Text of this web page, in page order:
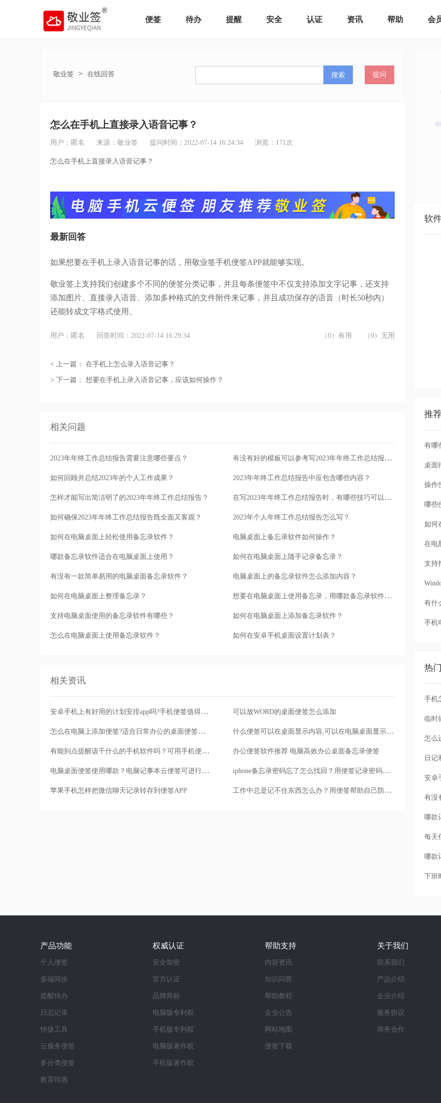
便签 待办 提醒 安全 认证 资讯 帮助 会
敬业签 > 在线回答 搜索 提问
怎么在手机上直接录入语音记事？
用户：匿名 来源：敬业签 提问时间：2022-07-14 16:24:34 浏览： 171 次
怎么在手机上直接录入语音记事？
最新回答
如果想要在手机上录入语音记事的话，用敬业签手机便签APP就能够实现。
敬业签上支持我们创建多个不同的便签分类记事，并且每条便签中不仅支持添加文字记事，还支持
添加图片、直接录入语音、添加多种格式的文件附件来记事，并且成功保存的语音（时长50秒内）
还能转成文字格式使用。
用户：匿名 回答时间：2022-07-14 16:29:34 （0）有用 （0）无用
< 上一篇： 在手机上怎么录入语音记事？
> 下一篇： 想要在手机上录入语音记事，应该如何操作？
相关问题
2023年年终工作总结报告需要注意哪些要点？ 有没有好的模板可以参考写2023年年终工作总结报告？
如何回顾并总结2023年的个人工作成果？ 2023年年终工作总结报告中应包含哪些内容？
怎样才能写出简洁明了的2023年年终工作总结报告？ 在写2023年年终工作总结报告时，有哪些技巧可以采用？
如何确保2023年年终工作总结报告既全面又客观？ 2023年个人年终工作总结报告怎么写？
如何在电脑桌面上轻松使用备忘录软件？ 电脑桌面上备忘录软件如何操作？
哪款备忘录软件适合在电脑桌面上使用？ 如何在电脑桌面上随手记录备忘录？
有没有一款简单易用的电脑桌面备忘录软件？ 电脑桌面上的备忘录软件怎么添加内容？
如何在电脑桌面上整理备忘录？ 想要在电脑桌面上使用备忘录，用哪款备忘录软件比较好？
支持电脑桌面使用的备忘录软件有哪些？ 如何在电脑桌面上添加备忘录软件？
怎么在电脑桌面上使用备忘录软件？ 如何在安卓手机桌面设置计划表？
相关资讯
安卓手机上有好用的计划安排app吗?手机便签值得一试 可以放WORD的桌面便签怎么添加
怎么在电脑上添加便签?适合日常办公的桌面便签软件哪个好用 什么便签可以在桌面显示内容,可以在电脑桌面显示文本的便签软件
有能到点提醒该干什么的手机软件吗？可用手机便签设置事件提醒 办公便签软件推荐 电脑高效办公桌面备忘录便签
电脑桌面便签使用哪款？电脑记事本云便签可进行备忘提醒 iphone备忘录密码忘了怎么找回？用便签记录密码防止遗忘
苹果手机怎样把微信聊天记录转存到便签APP 工作中总是记不住东西怎么办？用便签帮助自己防止遗忘
软
推
有哪
桌面
操作
哪些
如何
在电
支持
有什
手机
热
手机
怎么
每天
下班
产品功能
个人便签
多端同步
提醒待办
日志记录
快捷工具
云服务便签
多分类便签
教育特惠
权威认证
安全加密
官方认证
品牌商标
电脑版专利权
手机版专利权
电脑版著作权
手机版著作权
帮助支持
内容资讯
知识问答
帮助教程
企业公告
网站地图
便签下载
关于我们
联系我们
产品介绍
企业介绍
服务协议
商务合作